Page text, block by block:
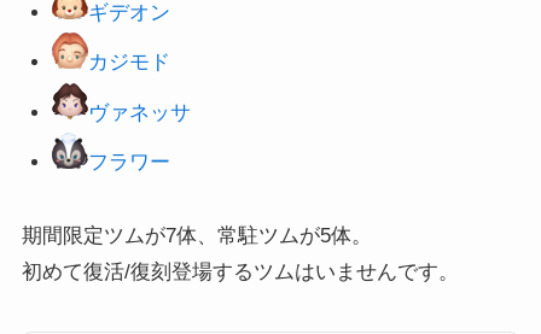
ギデオン
カジモド
ヴァネッサ
フラワー
期間限定ツムが7体、常駐ツムが5体。
初めて復活/復刻登場するツムはいませんです。